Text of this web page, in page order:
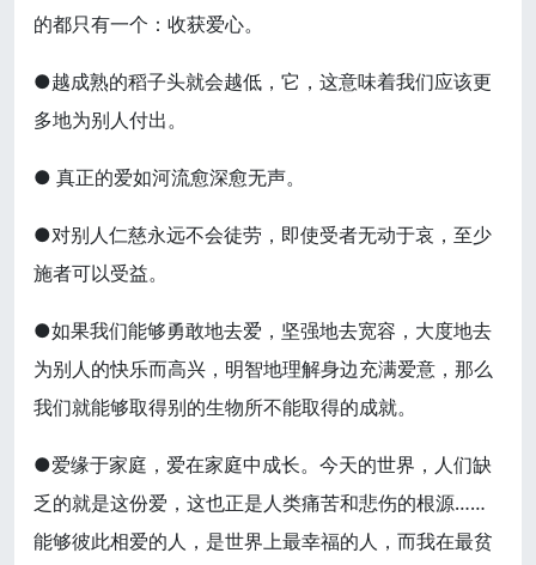
的都只有一个：收获爱心。
●越成熟的稻子头就会越低，它，这意味着我们应该更
多地为别人付出。
● 真正的爱如河流愈深愈无声。
●对别人仁慈永远不会徒劳，即使受者无动于哀，至少
施者可以受益。
●如果我们能够勇敢地去爱，坚强地去宽容，大度地去
为别人的快乐而高兴，明智地理解身边充满爱意，那么
我们就能够取得别的生物所不能取得的成就。
●爱缘于家庭，爱在家庭中成长。今天的世界，人们缺
乏的就是这份爱，这也正是人类痛苦和悲伤的根源……
能够彼此相爱的人，是世界上最幸福的人，而我在最贫